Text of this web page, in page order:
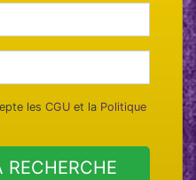
les CGU et la Politique
RECHERCHE